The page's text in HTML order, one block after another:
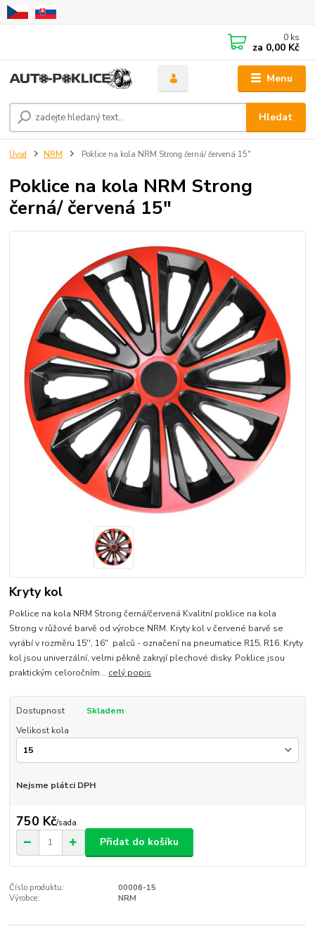
Menu
Hledat
0 ks
za 0,00 Kč
Úvod NRM Poklice na kola NRM Strong černá/ červená 15"
Poklice na kola NRM Strong
černá/ červená 15"
Kryty kol
Poklice na kola NRM Strong černá/červená Kvalitní poklice na kola
Strong v růžové barvě od výrobce NRM. Kryty kol v červené barvě se
vyrábí v rozměru 15'', 16" palců - označení na pneumatice R15, R16. Kryty
kol jsou univerzální, velmi pěkně zakryjí plechové disky. Poklice jsou
praktickým celoročním... celý popis
Dostupnost
Skladem
Velikost kola
Nejsme plátci DPH
750 Kč/sada
Přidat do košíku
Číslo produktu:
00006-15
Výrobce:
NRM